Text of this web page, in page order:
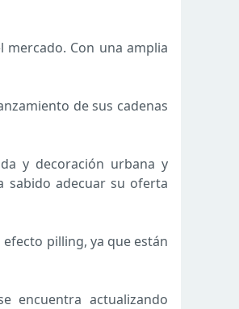
Con una amplia
de sus cadenas
y decoración urbana y
sabido adecuar su oferta
pilling, ya que están
encuentra actualizando